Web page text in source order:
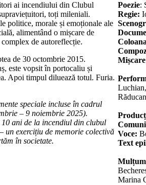
ai incendiului din Clubul
toți mileniali.
politice, morale și emoționale ale
alimentând o mișcare de
de autoreflecție.
de 30 octombrie 2015.
este vopsit în portocaliu și
Apoi timpul diluează totul. Furia.
speciale incluse în cadrul
– 9 noiembrie 2025).
ani de la incendiul din clubul
un exercițiu de memorie colectivă
în societate.
Poezie:
Regie:
Voce:
Text
Marina